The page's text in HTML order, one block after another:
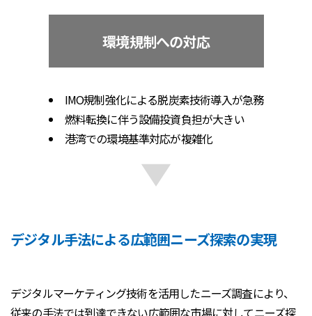
環境規制への対応
IMO規制強化による脱炭素技術導入が急務
燃料転換に伴う設備投資負担が大きい
港湾での環境基準対応が複雑化
デジタル手法による広範囲ニーズ探索の実現
デジタルマーケティング技術を活用したニーズ調査により、
従来の手法では到達できない広範囲な市場に対してニーズ探